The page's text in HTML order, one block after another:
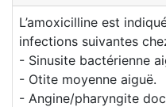
L’amoxicilline est
infections suivantes
- Sinusite bactérienne
- Otite moyenne aiguë.
- Angine/pharyngite